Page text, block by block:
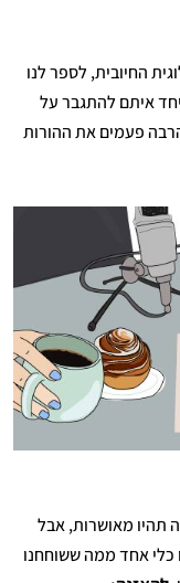
החיובית, לספר לנו
איתם להתגבר על
פעמים את ההורות
תהיו מאושרות, אבל
כלי אחד ממה ששוחחנו